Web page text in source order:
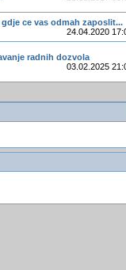
ce vas odmah zaposlit...
24.04.2020
radnih dozvola
03.02.2025